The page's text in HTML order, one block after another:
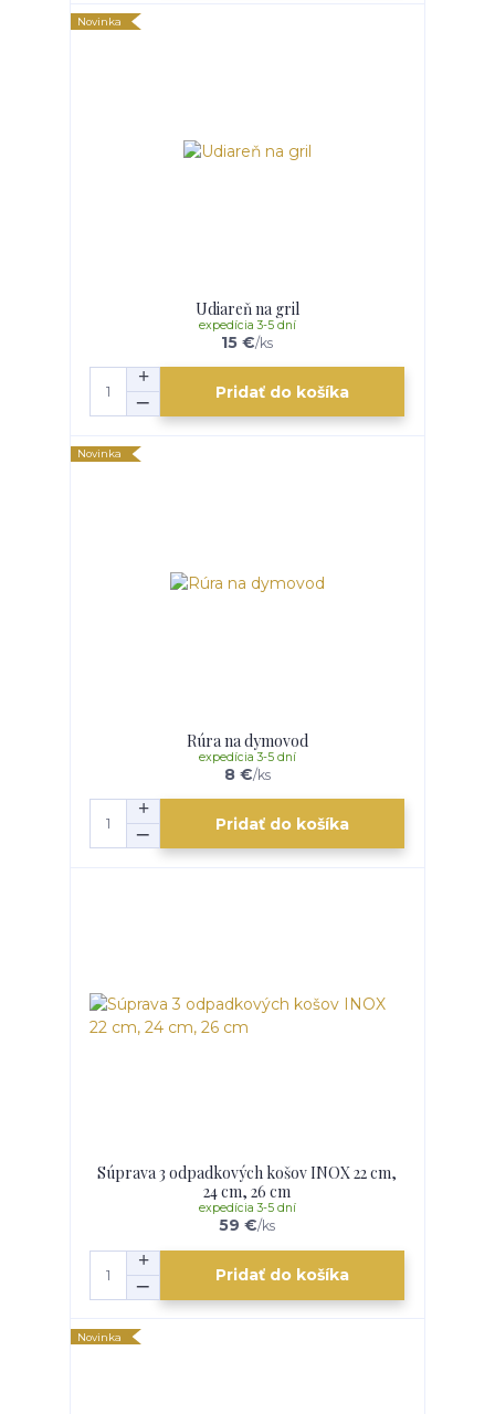
Novinka
Udiareň na gril
15 €/ks
expedícia 3-5 dní
Pridať do košíka
Novinka
Rúra na dymovod
8 €/ks
expedícia 3-5 dní
Pridať do košíka
Súprava 3 odpadkových košov INOX 22 cm,
24 cm, 26 cm
59 €/ks
expedícia 3-5 dní
Pridať do košíka
Novinka